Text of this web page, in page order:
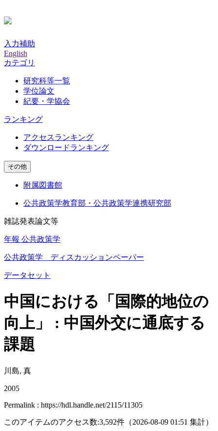
入力補助
English
カテゴリ
研究科等一覧
学位論文
紀要・学協会
ランキング
アクセスランキング
ダウンロードランキング
その他
附属図書館
公共政策学教育部・公共政策学連携研究部
雑誌発表論文等
年報 公共政策学
公共政策学 ディスカッションペーパー
データセット
中国における「国際的地位の
向上」 : 中国外交に通底する
課題
川島, 真
2005
Permalink : https://hdl.handle.net/2115/11305
このアイテムのアクセス数:3,592件 （2026-08-09 01:51 集計）